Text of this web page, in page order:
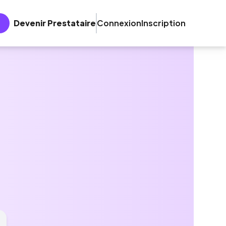
Devenir PrestataireConnexionInscription